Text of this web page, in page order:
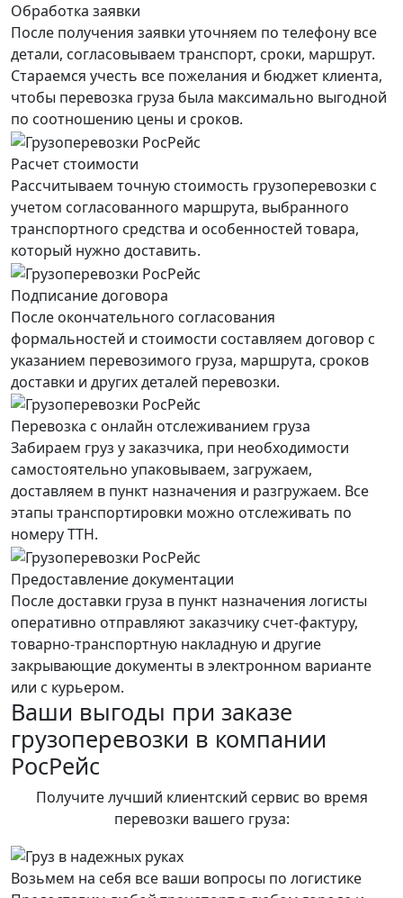
Обработка заявки
После получения заявки уточняем по телефону все
детали, согласовываем транспорт, сроки, маршрут.
Стараемся учесть все пожелания и бюджет клиента,
чтобы перевозка груза была максимально выгодной
по соотношению цены и сроков.
Расчет стоимости
Рассчитываем точную стоимость грузоперевозки с
учетом согласованного маршрута, выбранного
транспортного средства и особенностей товара,
который нужно доставить.
Подписание договора
После окончательного согласования
формальностей и стоимости составляем договор с
указанием перевозимого груза, маршрута, сроков
доставки и других деталей перевозки.
Перевозка с онлайн отслеживанием груза
Забираем груз у заказчика, при необходимости
самостоятельно упаковываем, загружаем,
доставляем в пункт назначения и разгружаем. Все
этапы транспортировки можно отслеживать по
номеру ТТН.
Предоставление документации
После доставки груза в пункт назначения логисты
оперативно отправляют заказчику счет-фактуру,
товарно-транспортную накладную и другие
закрывающие документы в электронном варианте
или с курьером.
Ваши выгоды при заказе
грузоперевозки в компании
РосРейс
Получите лучший клиентский сервис во время
перевозки вашего груза:
Возьмем на себя все ваши вопросы по логистике